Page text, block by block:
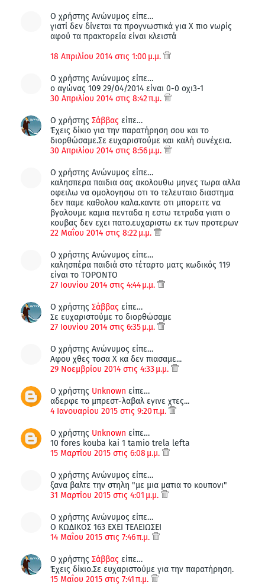
Ο χρήστης Ανώνυμος είπε…
γιατί δεν δίνεται τα προγνωστικά για Χ πιο νωρίς
αφού τα πρακτορεία είναι κλειστά
18 Απριλίου 2014 στις 1:00 μ.μ.
Ο χρήστης Ανώνυμος είπε…
o αγώνας 109 29/04/2014 είναι 0-0 οχι3-1
30 Απριλίου 2014 στις 8:42 π.μ.
Ο χρήστης Σάββας είπε…
Έχεις δίκιο για την παρατήρηση σου και το
διορθώσαμε.Σε ευχαριστούμε και καλή συνέχεια.
30 Απριλίου 2014 στις 8:56 μ.μ.
Ο χρήστης Ανώνυμος είπε…
καλησπερα παιδια σας ακολουθω μηνες τωρα αλλα
οφειλω να ομολογησω οτι το τελευταιο διαστημα
δεν παμε καθολου καλα.καντε οτι μπορειτε να
βγαλουμε καμια πενταδα η εστω τετραδα γιατι ο
κουβας δεν εχει πατο.ευχαριστω εκ των προτερων
22 Μαΐου 2014 στις 8:22 μ.μ.
Ο χρήστης Ανώνυμος είπε…
καλησπέρα παιδιά στο τέταρτο ματς κωδικός 119
είναι το ΤΟΡΟΝΤΟ
27 Ιουνίου 2014 στις 4:44 μ.μ.
Ο χρήστης Σάββας είπε…
Σε ευχαριστούμε το διορθώσαμε
27 Ιουνίου 2014 στις 6:35 μ.μ.
Ο χρήστης Ανώνυμος είπε…
Αφου χθες τοσα Χ κα δεν πιασαμε...
29 Νοεμβρίου 2014 στις 4:33 μ.μ.
Ο χρήστης Unknown είπε…
αδερφε το μπρεστ-λαβαλ εγινε χτες...
4 Ιανουαρίου 2015 στις 9:20 π.μ.
Ο χρήστης Unknown είπε…
10 fores kouba kai 1 tamio trela lefta
15 Μαρτίου 2015 στις 6:08 μ.μ.
Ο χρήστης Ανώνυμος είπε…
ξανα βαλτε την στηλη "με μια ματια το κουπονι"
31 Μαρτίου 2015 στις 4:01 μ.μ.
Ο χρήστης Ανώνυμος είπε…
Ο ΚΩΔΙΚΟΣ 163 ΕΧΕΙ ΤΕΛΕΙΩΣΕΙ
14 Μαΐου 2015 στις 7:46 π.μ.
Ο χρήστης Σάββας είπε…
Έχεις δίκιο.Σε ευχαριστούμε για την παρατήρηση.
15 Μαΐου 2015 στις 7:41 π.μ.